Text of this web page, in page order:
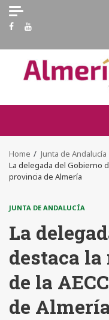
Skip
content
Facebook
Youtube
Home
Junta de Andalucía
La delegada del Gobierno
provincia de Almería
JUNTA DE ANDALUCÍA
La
destaca
de la
de